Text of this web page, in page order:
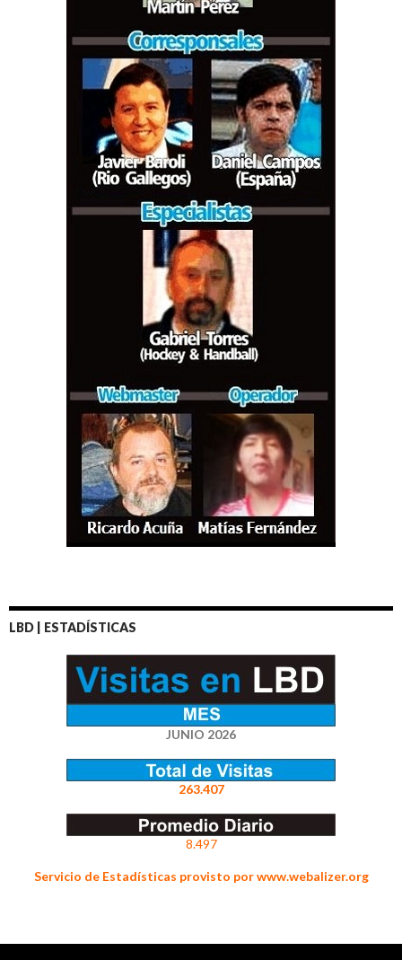
LBD | ESTADÍSTICAS
JUNIO 2026
263.407
8.497
Servicio de Estadísticas provisto por www.webalizer.org